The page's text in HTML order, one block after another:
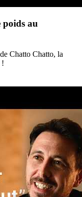
poids au
Chatto Chatto, la
!